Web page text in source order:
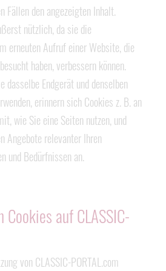
Fällen den angezeigten Inhalt.
nützlich, da sie die
erneuten Aufruf einer Website, die
haben, verbessern können.
dasselbe Endgerät und denselben
erinnern sich Cookies z. B. an
wie Sie eine Seiten nutzen, und
Angebote relevanter Ihren
und Bedürfnissen an.
auf CLASSIC-
von CLASSIC-PORTAL.com